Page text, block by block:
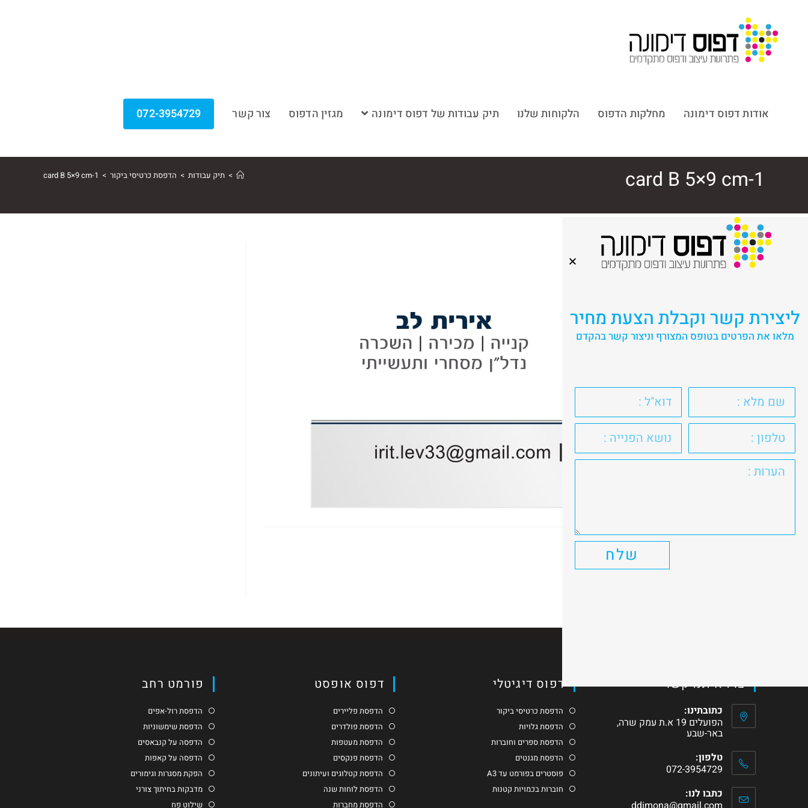
אודות דפוס דימונה מחלקות הדפוס הלקוחות שלנו תיק עבודות של דפוס דימונה מגזין הדפוס צור קשר 072-3954729
card B 5×9 cm-1
> תיק עבודות > הדפסת כרטיסי ביקור >
card B 5×9 cm-1
צרו איתנו קשר
כתובתינו:
הפועלים 19 א.ת עמק שרה,
באר-שבע
טלפון:
072-3954729
כתבו לנו:
דפוס דיגיטלי
הדפסת כרטיסי ביקור
הדפסת גלויות
הדפסת ספרים וחוברות
הדפסת מגנטים
פוסטרים בפורמט עד A3
חוברות בכמויות קטנות
דפוס אופסט
הדפסת פליירים
הדפסת פולדרים
הדפסת מעטפות
הדפסת פנקסים
הדפסת קטלוגים ועיתונים
הדפסת לוחות שנה
הדפסת מחברות
פורמט רחב
הדפסת רול-אפים
הדפסת שימשוניות
הדפסה על קנבאסים
הדפסה על קאפות
הפקת מסגרות וגימורים
מדבקות בחיתוך צורני
שילוט פח
ליצירת קשר וקבלת הצעת מחיר
מלאו את הפרטים בטופס המצורף וניצור קשר בהקדם
שלח